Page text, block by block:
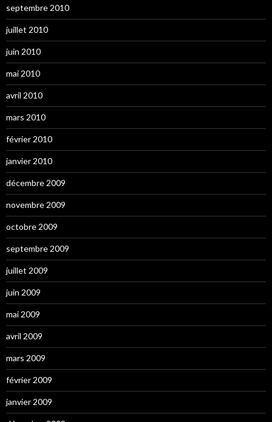
septembre 2010
juillet 2010
juin 2010
mai 2010
avril 2010
mars 2010
février 2010
janvier 2010
décembre 2009
novembre 2009
octobre 2009
septembre 2009
juillet 2009
juin 2009
mai 2009
avril 2009
mars 2009
février 2009
janvier 2009